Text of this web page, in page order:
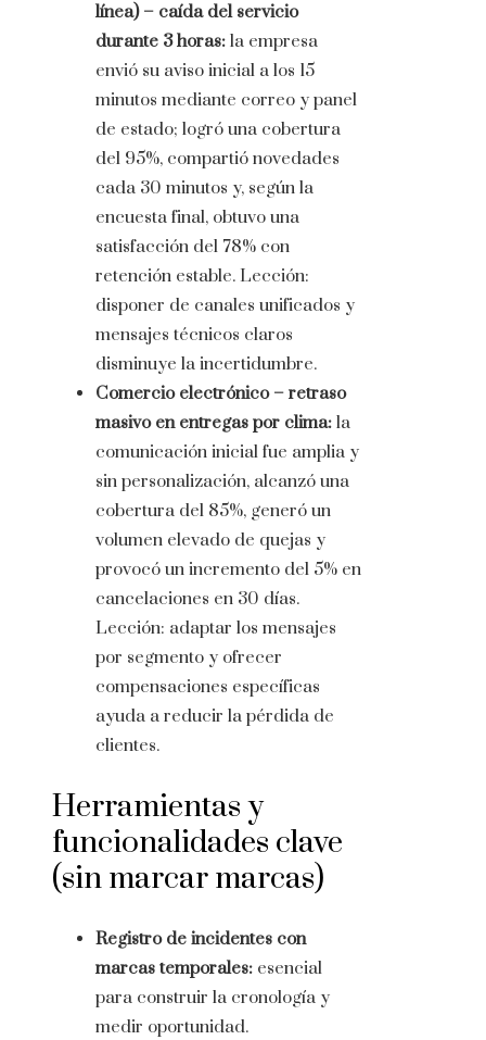
línea) – caída del servicio
durante 3 horas: la empresa
envió su aviso inicial a los 15
minutos mediante correo y panel
de estado; logró una cobertura
del 95%, compartió novedades
cada 30 minutos y, según la
encuesta final, obtuvo una
satisfacción del 78% con
retención estable. Lección:
disponer de canales unificados y
mensajes técnicos claros
disminuye la incertidumbre.
Comercio electrónico – retraso
masivo en entregas por clima: la
comunicación inicial fue amplia y
sin personalización, alcanzó una
cobertura del 85%, generó un
volumen elevado de quejas y
provocó un incremento del 5% en
cancelaciones en 30 días.
Lección: adaptar los mensajes
por segmento y ofrecer
compensaciones específicas
ayuda a reducir la pérdida de
clientes.
Herramientas y
funcionalidades clave
(sin marcar marcas)
Registro de incidentes con
marcas temporales: esencial
para construir la cronología y
medir oportunidad.